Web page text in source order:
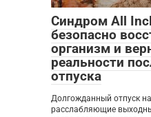
Синдром All
безопасно
организм и
реальности
отпуска
Долгожданный отпуск
расслабляющие